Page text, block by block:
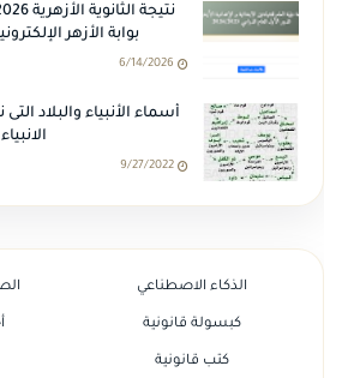
بوابة الأزهر
6/14/2026
أسماء الأنبياء والبلاد
الانبياء
9/27/2022
الذكاء الاصطناعي
كبسولة قانونية
كتب قانونية